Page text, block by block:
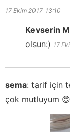
17 Ekim 2017 13:10
Kevserin
olsun:) 17
sema: tarif için
çok mutluyum